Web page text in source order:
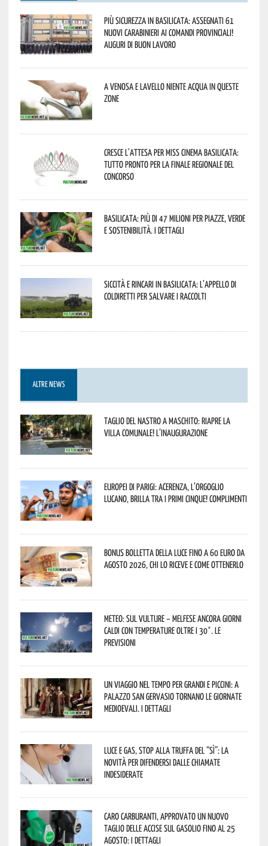
Più sicurezza in Basilicata: assegnati 61
nuovi Carabinieri ai Comandi provinciali!
Auguri di buon lavoro
A Venosa e Lavello niente acqua in queste
zone
Cresce l’attesa per Miss Cinema Basilicata:
tutto pronto per la finale regionale del
concorso
Basilicata: più di 47 milioni per piazze, verde
e sostenibilità. I dettagli
Siccità e rincari in Basilicata: l’appello di
Coldiretti per salvare i raccolti
ALTRE NEWS
Taglio del nastro a Maschito: riapre la
Villa Comunale! L’inaugurazione
Europei di Parigi: Acerenza, l’orgoglio
lucano, brilla tra i primi cinque! Complimenti
Bonus bolletta della luce fino a 60 euro da
agosto 2026, chi lo riceve e come ottenerlo
Meteo: sul Vulture – melfese ancora giorni
caldi con temperature oltre i 30°. Le
previsioni
Un viaggio nel tempo per grandi e piccini: a
Palazzo San Gervasio tornano le Giornate
Medioevali. I dettagli
Luce e gas, stop alla truffa del “Sì”: la
novità per difendersi dalle chiamate
indesiderate
Caro carburanti, approvato un nuovo
taglio delle accise sul gasolio fino al 25
agosto: i dettagli